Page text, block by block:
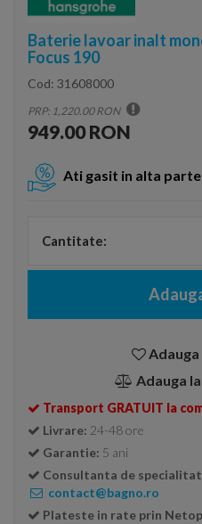
Baterie lavoar inalt
Focus 190
Cod: 31608000
PRP: 1,220.00 RON
949.00 RON
Ati gasit in alta
Cantitate:
Adauga
Transport GRATUIT la
Livrare: 24-48 ore
Garantie: 5 ani
Consultanta de
contact@bagno.ro
Plateste in rate prin